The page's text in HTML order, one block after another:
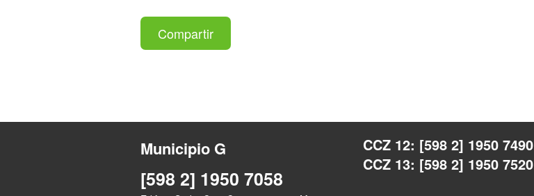
Compartir
Municipio G
[598 2] 1950 7058
CCZ 12: [598 2] 1950 7490
CCZ 13: [598 2] 1950 7520